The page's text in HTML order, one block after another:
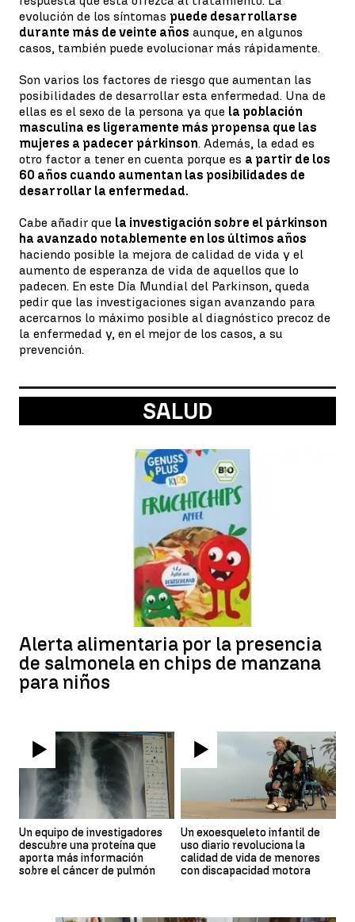
evolución de los síntomas puede desarrollarse
durante más de veinte años aunque, en algunos
casos, también puede evolucionar más rápidamente.
Son varios los factores de riesgo que aumentan las
posibilidades de desarrollar esta enfermedad. Una de
ellas es el sexo de la persona ya que la población
masculina es ligeramente más propensa que las
mujeres a padecer párkinson. Además, la edad es
otro factor a tener en cuenta porque es a partir de los
60 años cuando aumentan las posibilidades de
desarrollar la enfermedad.
Cabe añadir que la investigación sobre el párkinson
ha avanzado notablemente en los últimos años
haciendo posible la mejora de calidad de vida y el
aumento de esperanza de vida de aquellos que lo
padecen. En este Día Mundial del Parkinson, queda
pedir que las investigaciones sigan avanzando para
acercarnos lo máximo posible al diagnóstico precoz de
la enfermedad y, en el mejor de los casos, a su
prevención.
SALUD
Alerta alimentaria por la presencia
de salmonela en chips de manzana
para niños
Un equipo de investigadores
descubre una proteína que
aporta más información
sobre el cáncer de pulmón
Un exoesqueleto infantil de
uso diario revoluciona la
calidad de vida de menores
con discapacidad motora